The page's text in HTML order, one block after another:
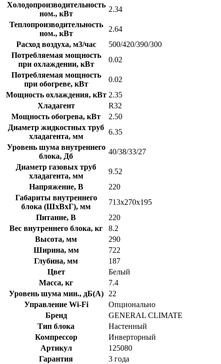
Холодопроизводительность
ном., кВт
2.34
Теплопроизводительность
ном., кВт
2.64
Расход воздуха, м3/час
500/420/390/300
Потребляемая мощность
при охлаждении, кВт
0.02
Потребляемая мощность
при обогреве, кВт
0.02
Мощность охлаждения, кВт 2.35
Хладагент
R32
Мощность обогрева, кВт
2.50
Диаметр жидкостных труб
хладагента, мм
6.35
Уровень шума внутреннего
блока, Дб
40/38/33/27
Диаметр газовых труб
хладагента, мм
9.52
Напряжение, В
220
Габариты внутреннего
блока (ШхВхГ), мм
713х270х195
Питание, В
220
Вес внутреннего блока, кг
8.2
Высота, мм
290
Ширина, мм
722
Глубина, мм
187
Цвет
Белый
Масса, кг
7.4
Уровень шума мин., дБ(А)
22
Управление Wi-Fi
Опционально
Бренд
GENERAL CLIMATE
Тип блока
Настенный
Компрессор
Инверторный
Артикул
125080
Гарантия
3 года